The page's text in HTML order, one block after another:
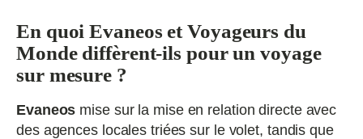
En quoi Evaneos et Voyageurs du
Monde diffèrent-ils pour un voyage
sur mesure ?
Evaneos mise sur la mise en relation directe avec
des agences locales triées sur le volet, tandis que